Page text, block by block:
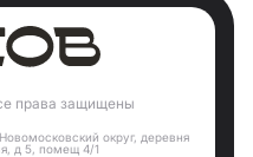
еще
права защищены
округ, деревня
д 5, помещ 4/1